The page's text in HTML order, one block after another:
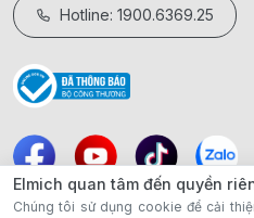
Hotline: 1900.6369.25
Elmich quan tâm đến quyền
Chúng tôi sử dụng cookie để cải